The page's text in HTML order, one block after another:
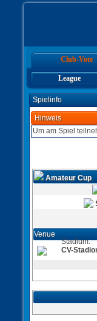
Club-Vote
League
Spielinfo
Hinweis
Um am Spiel
Amateur Cup
Venue
Stadium:
CV-